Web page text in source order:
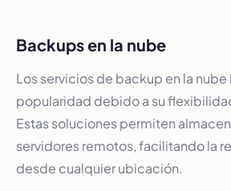
Backups en la nube
Los servicios de backup en la nube
popularidad debido a su
Estas soluciones permiten
servidores remotos, facilitando la
desde cualquier ubicación.